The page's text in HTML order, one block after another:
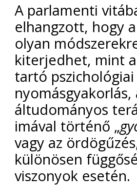
A parlamenti
elhangzott, hogy
olyan
kiterjedhet, mint
tartó pszichológiai
nyomásgyakorlás,
áltudományos
imával történő „
vagy az
különösen
viszonyok esetén.